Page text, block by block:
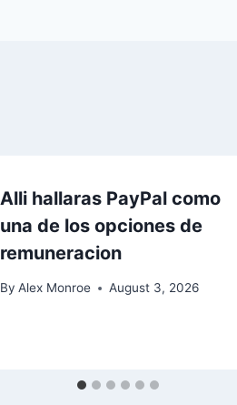
Alli hallaras PayPal como
una de los opciones de
remuneracion
By Alex Monroe August 3, 2026